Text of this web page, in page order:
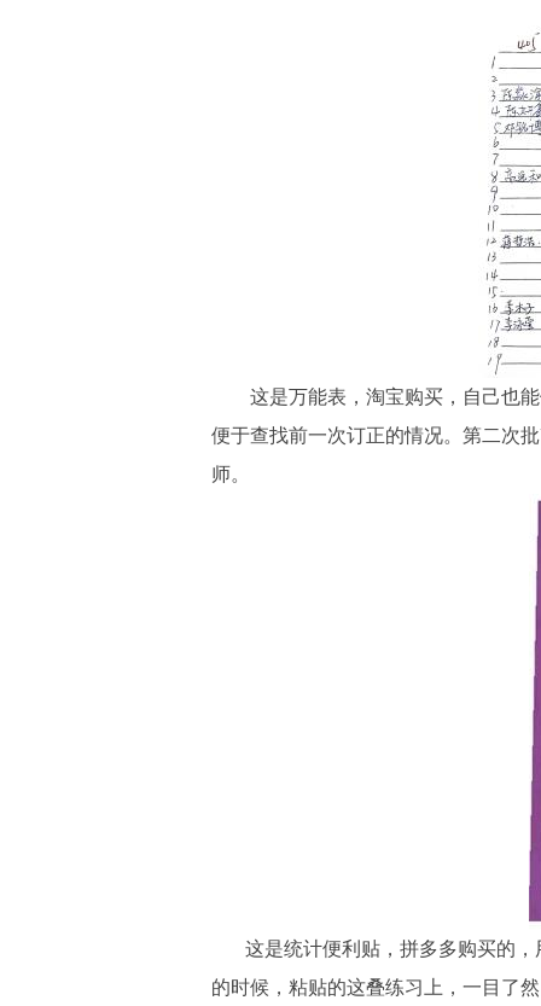
这是万能表，淘宝购买，自己也
便于查找前一次订正的情况。第二次
师。
这是统计便利贴，拼多多购买的
的时候， 粘贴的这叠练习上，一目了然